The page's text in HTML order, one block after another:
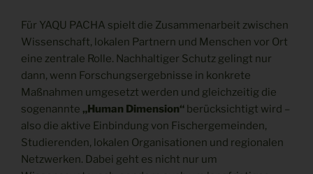
Für YAQU PACHA spielt die Zusammenarbeit zwischen
Wissenschaft, lokalen Partnern und Menschen vor Ort
eine zentrale Rolle. Nachhaltiger Schutz gelingt nur
dann, wenn Forschungsergebnisse in konkrete
Maßnahmen umgesetzt werden und gleichzeitig die
sogenannte „Human Dimension“ berücksichtigt wird –
also die aktive Einbindung von Fischergemeinden,
Studierenden, lokalen Organisationen und regionalen
Netzwerken. Dabei geht es nicht nur um